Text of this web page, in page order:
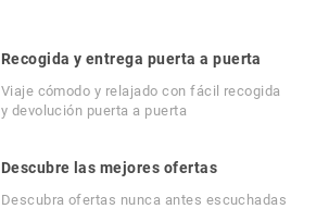
Recogida y entrega puerta a puerta
Viaje cómodo y relajado con fácil recogida
y devolución puerta a puerta
Descubre las mejores ofertas
Descubra ofertas nunca antes escuchadas